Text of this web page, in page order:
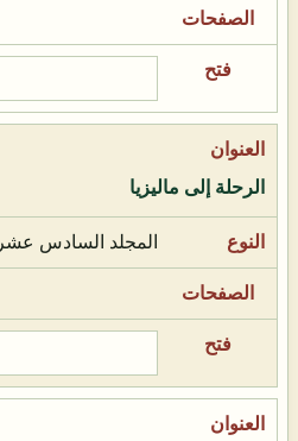
الرحلة إلى ماليزيا
المجلد السادس عشر